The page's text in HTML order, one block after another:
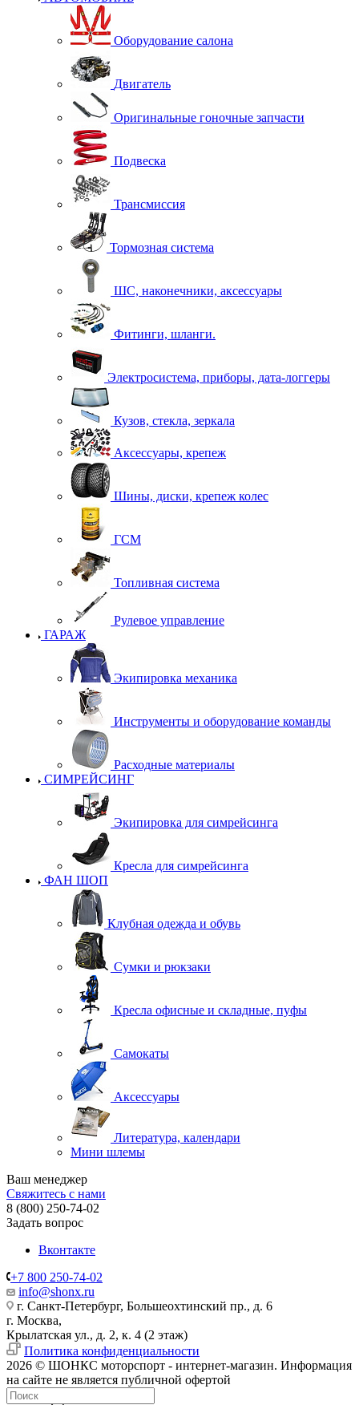
Оборудование салона
Двигатель
Оригинальные гоночные запчасти
Подвеска
Трансмиссия
Тормозная система
ШС, наконечники, аксессуары
Фитинги, шланги.
Электросистема, приборы, дата-логгеры
Кузов, стекла, зеркала
Аксессуары, крепеж
Шины, диски, крепеж колес
ГСМ
Топливная система
Рулевое управление
ГАРАЖ
Экипировка механика
Инструменты и оборудование команды
Расходные материалы
СИМРЕЙСИНГ
Экипировка для симрейсинга
Кресла для симрейсинга
ФАН ШОП
Клубная одежда и обувь
Сумки и рюкзаки
Кресла офисные и складные, пуфы
Самокаты
Аксессуары
Литература, календари
Мини шлемы
Ваш менеджер
Свяжитесь с нами
8 (800) 250-74-02
Задать вопрос
Вконтакте
+7 800 250-74-02
info@shonx.ru
г. Санкт-Петербург, Большеохтинский пр., д. 6
г. Москва,
Крылатская ул., д. 2, к. 4 (2 этаж)
Политика конфиденциальности
2026 © ШОНКС моторспорт - интернет-магазин. Информация
на сайте не является публичной офертой